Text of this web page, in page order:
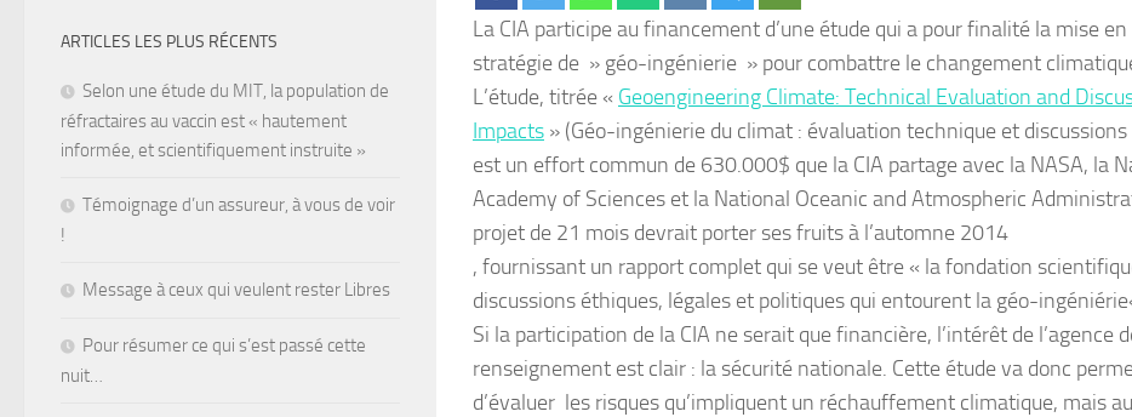
La CIA participe au financement d’une étude qui a pour finalité la mise en
stratégie de » géo-ingénierie » pour combattre le changement
L’étude, titrée « Geoengineering Climate: Technical Evaluation and
Impacts » (Géo-ingénierie du climat : évaluation technique et discussions
est un effort commun de 630.000$ que la CIA partage avec la NASA, la
Academy of Sciences et la National Oceanic and Atmospheric
projet de 21 mois devrait porter ses fruits à l’automne 2014
, fournissant un rapport complet qui se veut être « la fondation
discussions éthiques, légales et politiques qui entourent la géo-ingéniérie
Si la participation de la CIA ne serait que financière, l’intérêt de l’agence
renseignement est clair : la sécurité nationale. Cette étude va donc
d’évaluer les risques qu’impliquent un réchauffement climatique, mais
ARTICLES LES PLUS RÉCENTS
Selon une étude du MIT, la population de
réfractaires au vaccin est « hautement
informée, et scientifiquement instruite »
Témoignage d’un assureur, à vous de voir
!
Message à ceux qui veulent rester Libres
Pour résumer ce qui s’est passé cette
nuit…